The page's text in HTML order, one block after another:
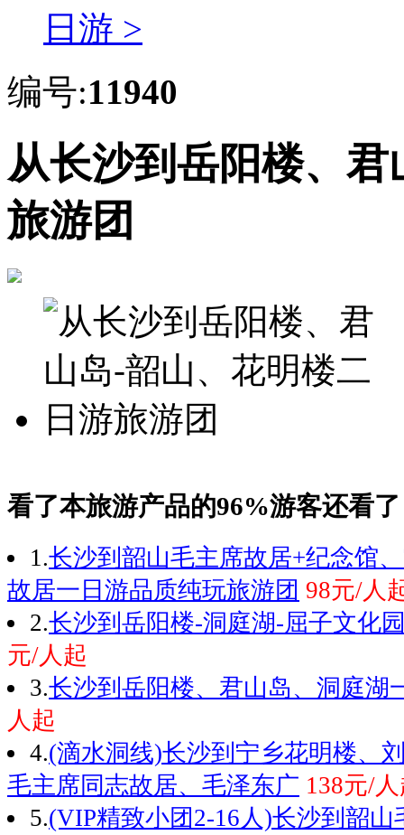
日游 >
编号:11940
从长沙到岳阳楼、
旅游团
看了本旅游产品的96%游客还看
1.长沙到韶山毛主席故居+纪念馆
故居一日游品质纯玩旅游团 98元/人
2.长沙到岳阳楼-洞庭湖-屈子文化
元/人起
3.长沙到岳阳楼、君山岛、洞庭湖
人起
4.(滴水洞线)长沙到宁乡花明楼、
毛主席同志故居、毛泽东广 138元/
5.(VIP精致小团2-16人)长沙到韶